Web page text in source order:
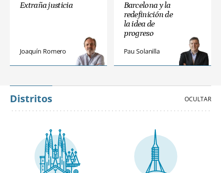
Extraña justicia
Joaquín Romero
Barcelona y la
redefinición de
la idea de
progreso
Pau Solanilla
Distritos